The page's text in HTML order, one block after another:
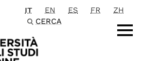
principale
IT EN ES FR
ZH
CERCA